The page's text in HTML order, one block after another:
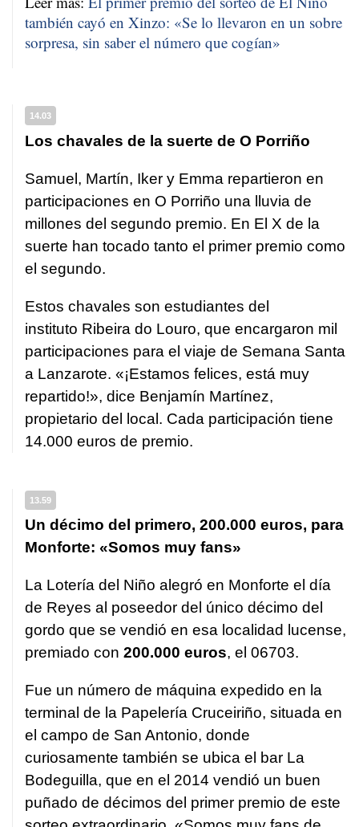
también cayó en Xinzo: «Se lo llevaron en un sobre
sorpresa, sin saber el número que cogían»
14.03
Los chavales de la suerte de O Porriño
Samuel, Martín, Iker y Emma repartieron en
participaciones en O Porriño una lluvia de
millones del segundo premio. En El X de la
suerte han tocado tanto el primer premio como
el segundo.
Estos chavales son estudiantes del
instituto Ribeira do Louro, que encargaron mil
participaciones para el viaje de Semana Santa
a Lanzarote. «¡Estamos felices, está muy
repartido!», dice Benjamín Martínez,
propietario del local. Cada participación tiene
14.000 euros de premio.
13.59
Un décimo del primero, 200.000 euros, para
Monforte: «Somos muy fans»
La Lotería del Niño alegró en Monforte el día
de Reyes al poseedor del único décimo del
gordo que se vendió en esa localidad lucense,
premiado con 200.000 euros, el 06703.
Fue un número de máquina expedido en la
terminal de la Papelería Cruceiriño, situada en
el campo de San Antonio, donde
curiosamente también se ubica el bar La
Bodeguilla, que en el 2014 vendió un buen
puñado de décimos del primer premio de este